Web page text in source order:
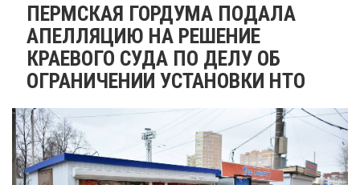
ПЕРМСКАЯ ГОРДУМА ПОДАЛА
АПЕЛЛЯЦИЮ НА РЕШЕНИЕ
КРАЕВОГО СУДА ПО ДЕЛУ ОБ
ОГРАНИЧЕНИИ УСТАНОВКИ НТО